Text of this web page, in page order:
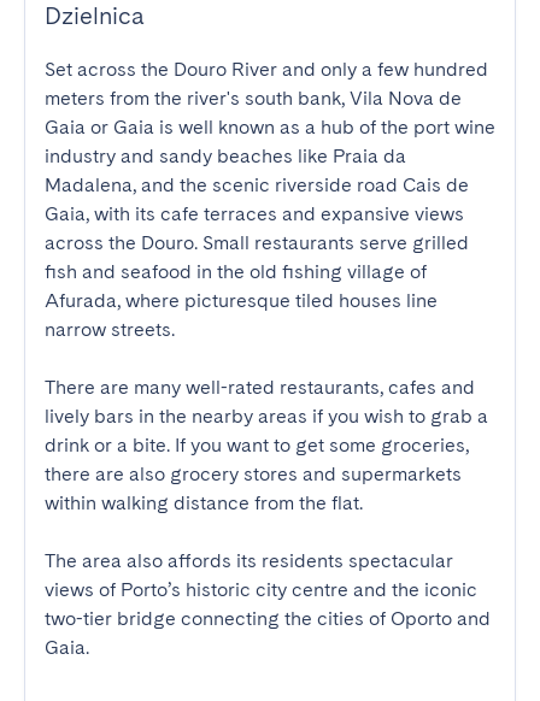
Dzielnica
Set across the Douro River and only a few hundred
meters from the river's south bank, Vila Nova de
Gaia or Gaia is well known as a hub of the port wine
industry and sandy beaches like Praia da
Madalena, and the scenic riverside road Cais de
Gaia, with its cafe terraces and expansive views
across the Douro. Small restaurants serve grilled
fish and seafood in the old fishing village of
Afurada, where picturesque tiled houses line
narrow streets.
There are many well-rated restaurants, cafes and
lively bars in the nearby areas if you wish to grab a
drink or a bite. If you want to get some groceries,
there are also grocery stores and supermarkets
within walking distance from the flat.
The area also affords its residents spectacular
views of Porto’s historic city centre and the iconic
two-tier bridge connecting the cities of Oporto and
Gaia.